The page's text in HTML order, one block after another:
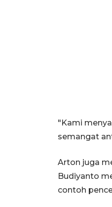
"Kami
semangat
Arton juga
Budiyanto
contoh